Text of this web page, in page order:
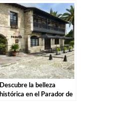
Descubre la belleza
histórica en el Parador de